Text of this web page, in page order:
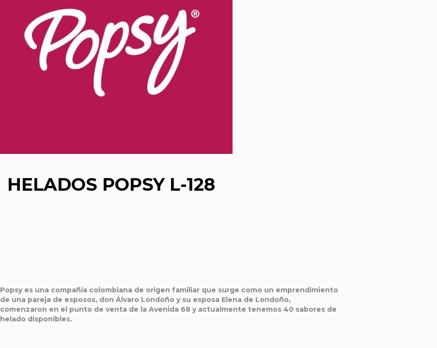
HELADOS POPSY L-128
Popsy es una compañía colombiana de origen familiar que surge como un emprendimiento
de una pareja de esposos, don Álvaro Londoño y su esposa Elena de Londoño,
comenzaron en el punto de venta de la Avenida 68 y actualmente tenemos 40 sabores de
helado disponibles.